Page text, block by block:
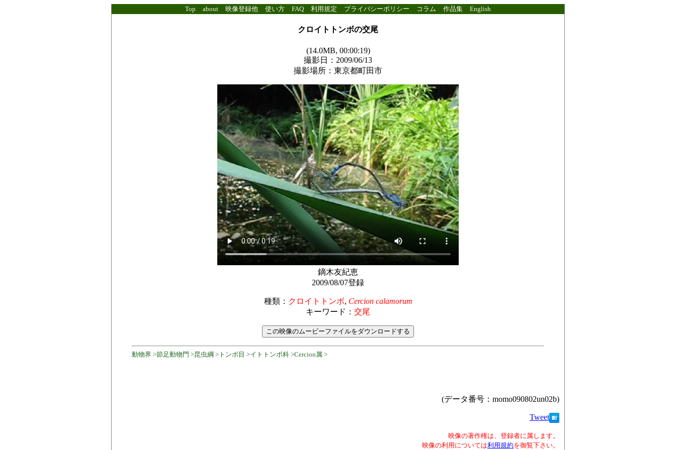
Top about 映像登録他 使い方 FAQ 利用規定 プライバシーポリシー コラム 作品集 English
クロイトトンボの交尾
(14.0MB, 00:00:19)
撮影日：2009/06/13
撮影場所：東京都町田市
鏑木友紀恵
2009/08/07登録
種類： クロイトトンボ, Cercion calamorum
キーワード： 交尾
動物界 >節足動物門 >昆虫綱 >トンボ目 >イトトンボ科 >Cercion属 >
(データ番号：momo090802un02b)
Tweet
映像の著作権は、登録者に属します。
映像の利用については利用規約を御覧下さい。